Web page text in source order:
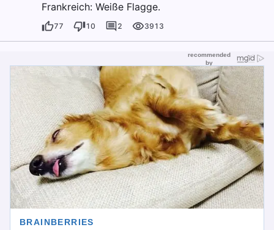
Frankreich: Weiße Flagge.
77 10 2 3913